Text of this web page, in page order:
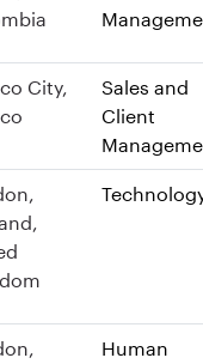
City,
Sales and
Client
Human